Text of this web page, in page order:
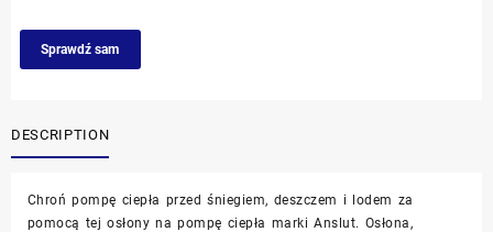
Sprawdź sam
DESCRIPTION
Chroń pompę ciepła przed śniegiem, deszczem i lodem za
pomocą tej osłony na pompę ciepła marki Anslut. Osłona,